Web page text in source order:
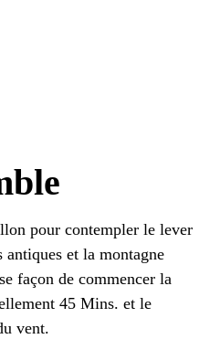
pour contempler le lever
et la montagne
façon de commencer la
45 Mins. et le
vent.